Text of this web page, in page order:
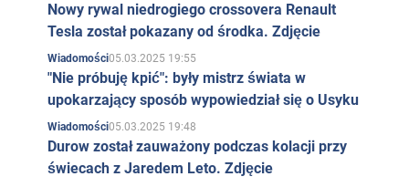
Nowy rywal niedrogiego crossovera Renault
Tesla został pokazany od środka. Zdjęcie
Wiadomości05.03.2025 19:55
"Nie próbuję kpić": były mistrz świata w
upokarzający sposób wypowiedział się o Usyku
Wiadomości05.03.2025 19:48
Durow został zauważony podczas kolacji przy
świecach z Jaredem Leto. Zdjęcie